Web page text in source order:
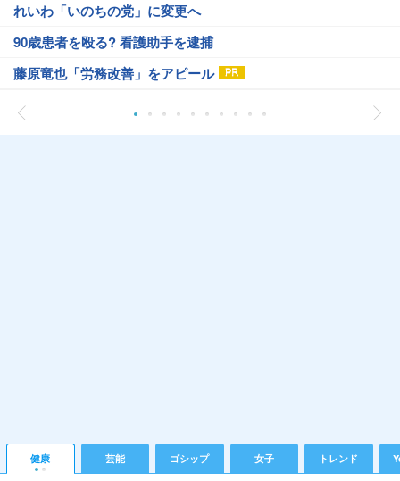
れいわ「いのちの党」に変更へ
90歳患者を殴る? 看護助手を逮捕
藤原竜也「労務改善」をアピール
健康 芸能 ゴシップ 女子 トレンド